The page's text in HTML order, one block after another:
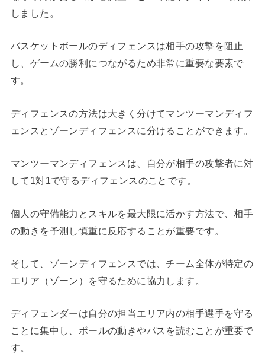
しました。
バスケットボールのディフェンスは相手の攻撃を阻止
し、ゲームの勝利につながるため非常に重要な要素で
す。
ディフェンスの方法は大きく分けてマンツーマンディフ
ェンスとゾーンディフェンスに分けることができます。
マンツーマンディフェンスは、自分が相手の攻撃者に対
して1対1で守るディフェンスのことです。
個人の守備能力とスキルを最大限に活かす方法で、相手
の動きを予測し慎重に反応することが重要です。
そして、ゾーンディフェンスでは、チーム全体が特定の
エリア（ゾーン）を守るために協力します。
ディフェンダーは自分の担当エリア内の相手選手を守る
ことに集中し、ボールの動きやパスを読むことが重要で
す。